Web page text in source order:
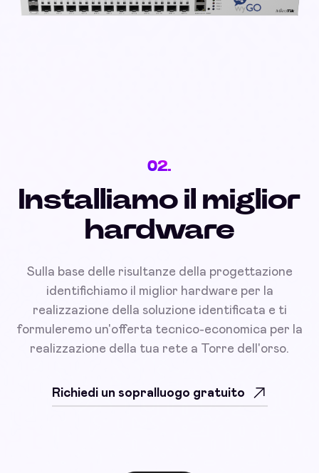
02.
Installiamo il miglior
hardware
Sulla base delle risultanze della progettazione
identifichiamo il miglior hardware per la
realizzazione della soluzione identificata e ti
formuleremo un'offerta tecnico-economica per la
realizzazione della tua rete a Torre dell'orso.
Richiedi un sopralluogo gratuito